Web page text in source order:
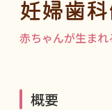
妊婦歯
赤ちゃんが生まれ
概要